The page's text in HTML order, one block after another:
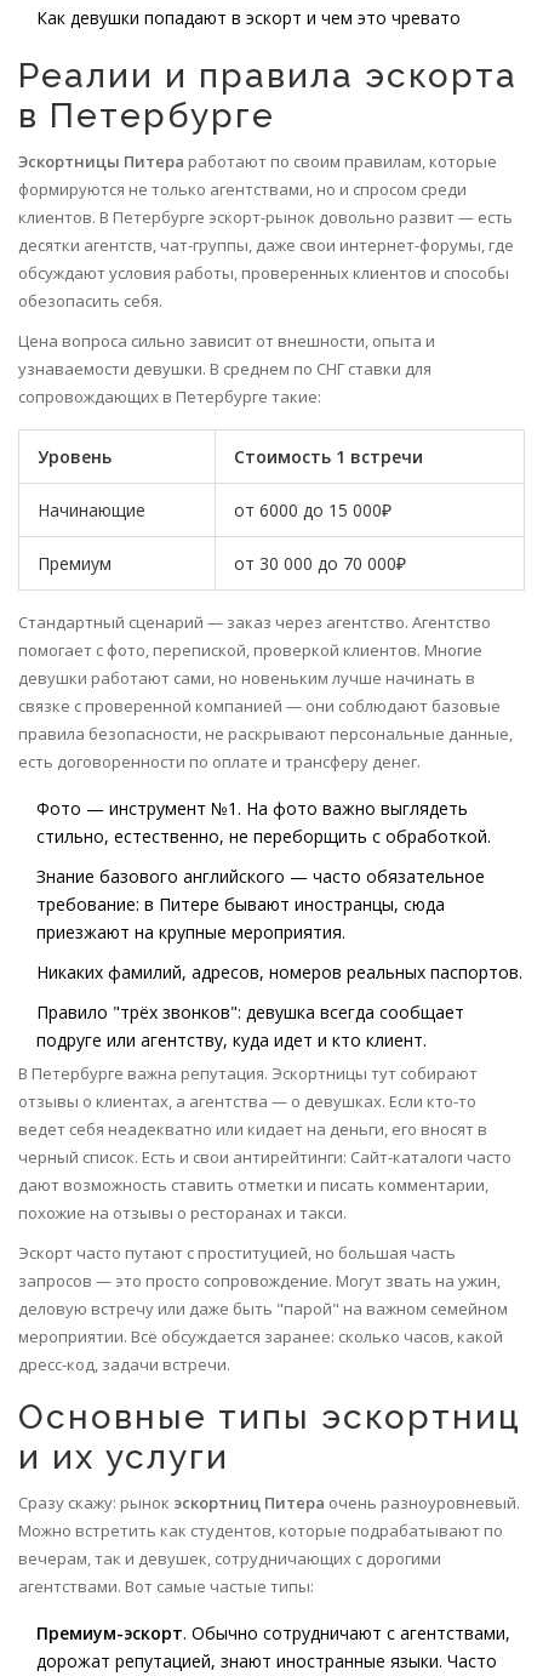
Как девушки попадают в эскорт и чем это чревато
Реалии и правила эскорта
в Петербурге
Эскортницы Питера работают по своим правилам, которые
формируются не только агентствами, но и спросом среди
клиентов. В Петербурге эскорт-рынок довольно развит — есть
десятки агентств, чат-группы, даже свои интернет-форумы, где
обсуждают условия работы, проверенных клиентов и способы
обезопасить себя.
Цена вопроса сильно зависит от внешности, опыта и
узнаваемости девушки. В среднем по СНГ ставки для
сопровождающих в Петербурге такие:
Уровень Стоимость 1 встречи
Начинающие от 6000 до 15 000₽
Премиум от 30 000 до 70 000₽
Стандартный сценарий — заказ через агентство. Агентство
помогает с фото, перепиской, проверкой клиентов. Многие
девушки работают сами, но новеньким лучше начинать в
связке с проверенной компанией — они соблюдают базовые
правила безопасности, не раскрывают персональные данные,
есть договоренности по оплате и трансферу денег.
Фото — инструмент №1. На фото важно выглядеть
стильно, естественно, не переборщить с обработкой.
Знание базового английского — часто обязательное
требование: в Питере бывают иностранцы, сюда
приезжают на крупные мероприятия.
Никаких фамилий, адресов, номеров реальных паспортов.
Правило "трёх звонков": девушка всегда сообщает
подруге или агентству, куда идет и кто клиент.
В Петербурге важна репутация. Эскортницы тут собирают
отзывы о клиентах, а агентства — о девушках. Если кто-то
ведет себя неадекватно или кидает на деньги, его вносят в
черный список. Есть и свои антирейтинги: Cайт-каталоги часто
дают возможность ставить отметки и писать комментарии,
похожие на отзывы о ресторанах и такси.
Эскорт часто путают с проституцией, но большая часть
запросов — это просто сопровождение. Могут звать на ужин,
деловую встречу или даже быть "парой" на важном семейном
мероприятии. Всё обсуждается заранее: сколько часов, какой
дресс-код, задачи встречи.
Основные типы эскортниц
и их услуги
Сразу скажу: рынок эскортниц Питера очень разноуровневый.
Можно встретить как студентов, которые подрабатывают по
вечерам, так и девушек, сотрудничающих с дорогими
агентствами. Вот самые частые типы:
Премиум-эскорт. Обычно сотрудничают с агентствами,
дорожат репутацией, знают иностранные языки. Часто